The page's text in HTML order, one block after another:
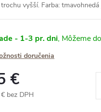
vyšší. Farba: tmavohnedá
- 1-3 pr. dni
doručenia
€
bez DPH